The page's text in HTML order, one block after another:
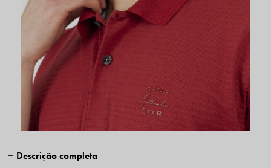
Descrição completa